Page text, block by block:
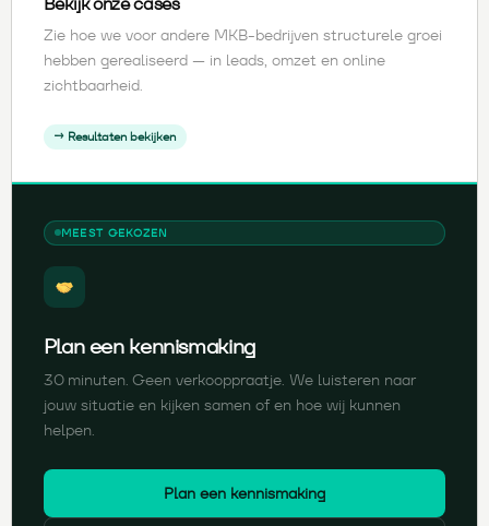
Zie hoe we voor andere MKB-bedrijven structurele groei
hebben gerealiseerd — in leads, omzet en online
zichtbaarheid.
→ Resultaten bekijken
MEEST GEKOZEN
Plan een kennismaking
30 minuten. Geen verkooppraatje. We luisteren naar
jouw situatie en kijken samen of en hoe wij kunnen
helpen.
Plan een kennismaking